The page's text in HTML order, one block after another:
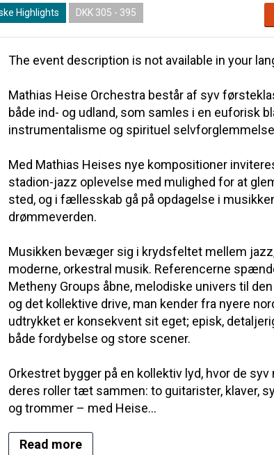
Highlights DKK 305 - 395
The event description is not available in your
Mathias Heise Orchestra består af syv
både ind- og udland, som samles i en euforisk
instrumentalisme og spirituel
Med Mathias Heises nye kompositioner
stadion-jazz oplevelse med mulighed for at
sted, og i fællesskab gå på opdagelse i
drømmeverden.
Musikken bevæger sig i krydsfeltet mellem
moderne, orkestral musik. Referencerne
Metheny Groups åbne, melodiske univers til
og det kollektive drive, man kender fra nyere
udtrykket er konsekvent sit eget; episk,
både fordybelse og store scener.
Orkestret bygger på en kollektiv lyd, hvor de
deres roller tæt sammen: to guitarister, klaver,
og trommer – med Heise...
Read more